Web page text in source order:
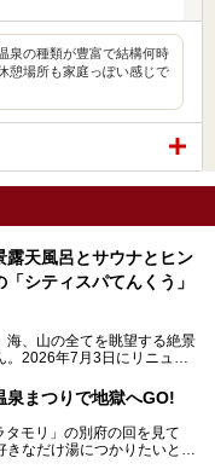
泉の種類が豊富で結構何時
憩場所も家庭っぽい感じで
天風呂とサウナとヒン
シティスパてんくう」
海、山の全てを眺望する絶景
2026年7月3日にリニュー
は、なんとJR大分駅直結と
魅力。温泉、ロウリュサウ
度の高濃度炭酸泉で交互浴
泉まつりで地獄へGO!
モリ」の別府の回を見て
きなだけ湯につかりたいと切